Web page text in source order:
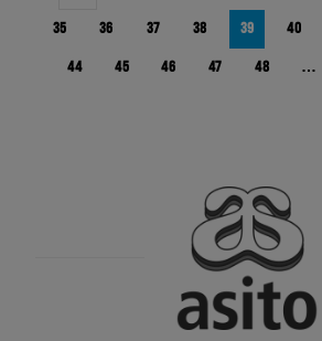
35 36 37 38 39 40
44 45 46 47 48 …